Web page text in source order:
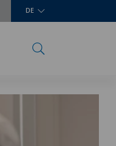
DE